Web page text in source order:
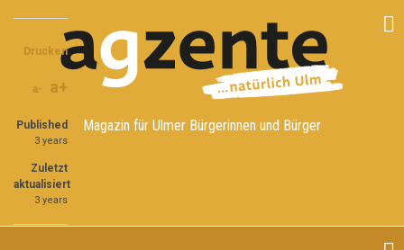
Inhalt
Magazin für Ulmer Bürgerinnen und Bürger
Share
on
Facebook
Share
on
Twitter
Share
through
email
Drucken
a- a+
Published
3 years
Zuletzt
aktualisiert
3 years